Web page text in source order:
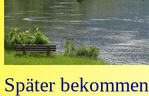
Später